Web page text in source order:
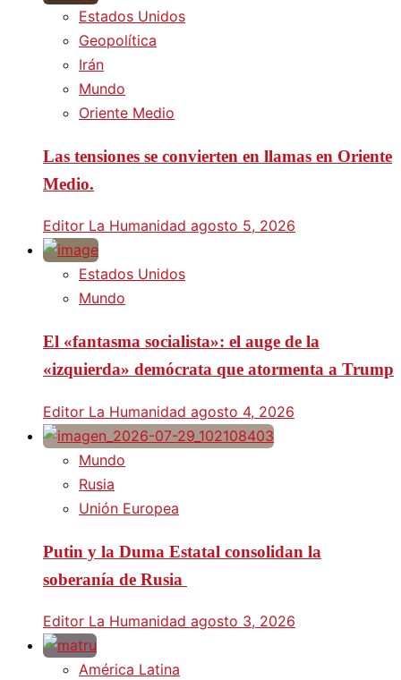
Estados Unidos
Geopolítica
Irán
Mundo
Oriente Medio
Las tensiones se convierten en llamas en Oriente
Medio.
Editor La Humanidad agosto 5, 2026
Estados Unidos
Mundo
El «fantasma socialista»: el auge de la
«izquierda» demócrata que atormenta a Trump
Editor La Humanidad agosto 4, 2026
Mundo
Rusia
Unión Europea
Putin y la Duma Estatal consolidan la
soberanía de Rusia
Editor La Humanidad agosto 3, 2026
América Latina